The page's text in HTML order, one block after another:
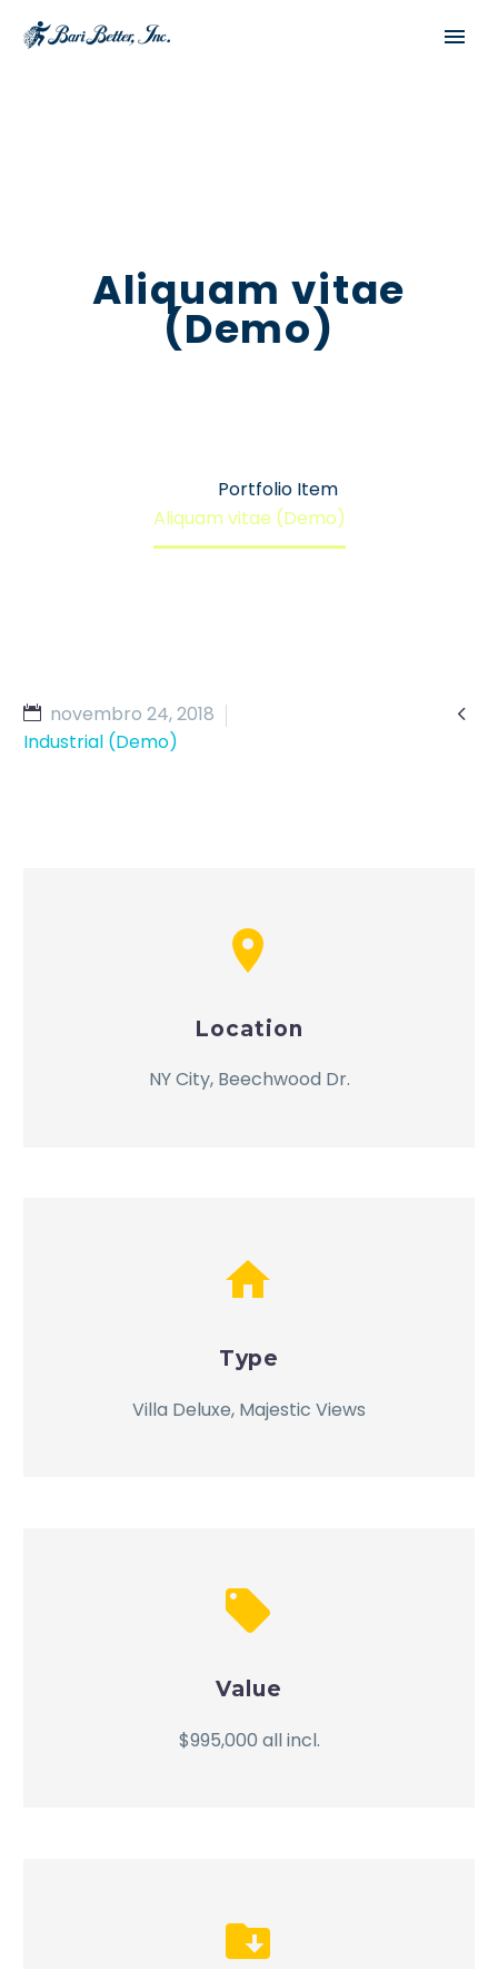
Aliquam vitae
(Demo)
Portfolio Item
Aliquam vitae (Demo)

novembro 24, 2018
Industrial (Demo)


Location
NY City, Beechwood Dr.


Type
Villa Deluxe, Majestic Views


Value
$995,000 all incl.

